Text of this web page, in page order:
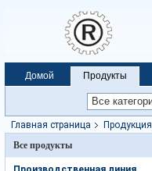
Домой Продукты
Главная страница Продукция
туалета
Все продукты